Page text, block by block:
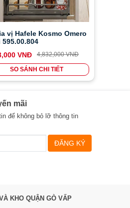
vị Hafele Kosmo Omero
595.00.804
VNĐ
4,832,000 VNĐ
SO SÁNH CHI TIẾT
mãi
để không bỏ lỡ thông tin
ĐĂNG KÝ
KHO QUẬN GÒ VẤP